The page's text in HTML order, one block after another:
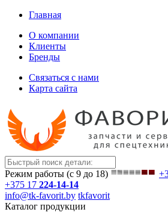
Главная
О компании
Клиенты
Бренды
Связаться с нами
Карта сайта
Режим работы (с 9 до 18)
+375 17 224-14-14
info@tk-favorit.by tkfavorit
Каталог продукции